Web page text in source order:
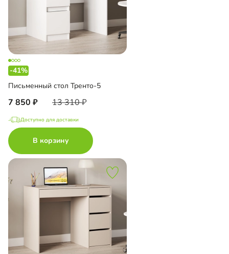
-41%
Письменный стол Тренто-5
7 850 13 310
Доступно для доставки
В корзину